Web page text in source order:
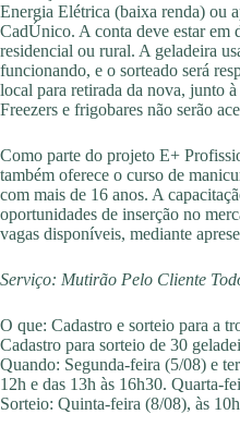
Energia Elétrica (baixa renda) ou
CadÚnico. A conta deve estar em
residencial ou rural. A geladeira
funcionando, e o sorteado será
local para retirada da nova, junto
Freezers e frigobares não serão
Como parte do projeto E+
também oferece o curso de
com mais de 16 anos. A
oportunidades de inserção no
vagas disponíveis, mediante
Serviço: Mutirão Pelo Cliente
O que: Cadastro e sorteio para a
Cadastro para sorteio de 30
Quando: Segunda-feira (5/08) e
12h e das 13h às 16h30. Quarta-
Sorteio: Quinta-feira (8/08), às 10h